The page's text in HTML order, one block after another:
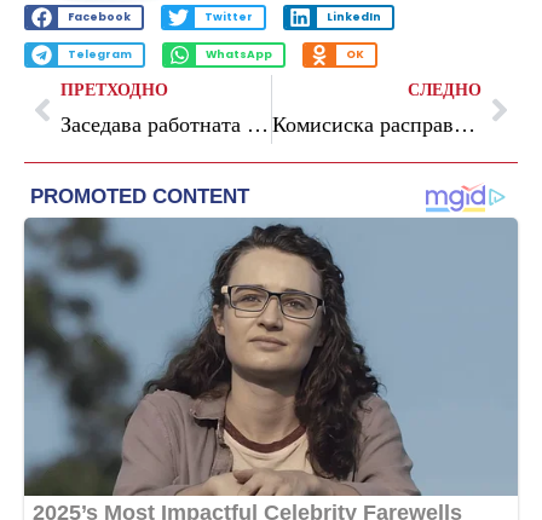
Facebook Twitter LinkedIn
Telegram WhatsApp OK
ПРЕТХОДНО
Заседава работната група за подготвување на предлог-иницијативата за уставни измени
СЛЕДНО
Комисиска расправа за предлозите за избор на членови на Советот на јавни обвинители